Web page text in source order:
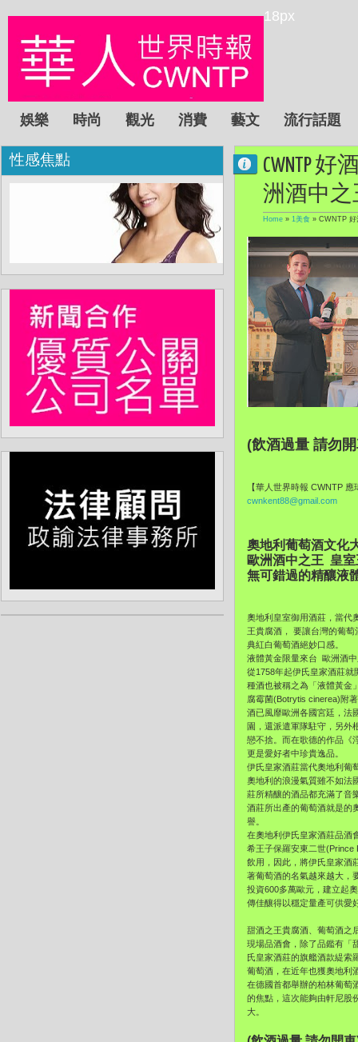
18px
娛樂 時尚 觀光 消費 藝文 流行話題
CWNTP
洲酒中之
Home » 1美食 » CWNTP 好
(飲酒過量 請勿
【華人世界時報 CWNTP
cwnkent88@gmail.com
奧地利葡萄酒文化
歐洲酒中之王 皇
無可錯過的精釀液
奧地利皇室御用酒莊，當代
王貴腐酒， 要讓台灣的葡
典紅白葡萄酒絕妙口感。
液體黃金限量來台 歐洲酒
從1758年起伊氏皇家酒莊
種酒也被稱之為「液體黃金
腐霉菌(Botrytis cinerea)附
酒已風靡歐洲各國宮廷，法
園，還派遣軍隊駐守，另外
戀不捨。而在歌德的作品《
更是愛好者中珍貴逸品。
伊氏皇家酒莊當代奧地利葡
奧地利的浪漫氣質雖不如法
莊所精釀的酒品都充滿了音
酒莊所出產的葡萄酒就是的
譽。
在奧地利伊氏皇家酒莊品酒
希王子保羅安東二世(Prince
飲用，因此，將伊氏皇家酒
著葡萄酒的名氣越來越大，
投資600多萬歐元，建立起
傳佳釀得以穩定量產可供愛
甜酒之王貴腐酒、葡萄酒之
現場品酒會，除了品鑑有「
氏皇家酒莊的旗艦酒款緹索
葡萄酒，在近年也獲奧地利
在德國首都舉辦的柏林葡萄
的焦點，這次能夠由軒尼股
大。
性感焦點